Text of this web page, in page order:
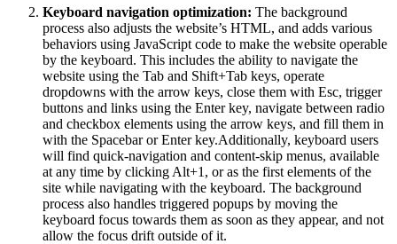
Keyboard navigation optimization: The background
process also adjusts the website’s HTML, and adds various
behaviors using JavaScript code to make the website operable
by the keyboard. This includes the ability to navigate the
website using the Tab and Shift+Tab keys, operate
dropdowns with the arrow keys, close them with Esc, trigger
buttons and links using the Enter key, navigate between radio
and checkbox elements using the arrow keys, and fill them in
with the Spacebar or Enter key.Additionally, keyboard users
will find quick-navigation and content-skip menus, available
at any time by clicking Alt+1, or as the first elements of the
site while navigating with the keyboard. The background
process also handles triggered popups by moving the
keyboard focus towards them as soon as they appear, and not
allow the focus drift outside of it.